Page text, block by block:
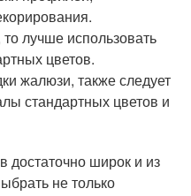
лучше использовать
цветов.
жалюзи, также следует
стандартных цветов и
достаточно широк и из
не только